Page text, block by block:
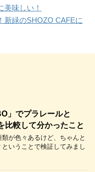
美味しい！
新緑のSHOZO CAFEに
」でプラレールと
比較して分かったこと
が色々あるけど、ちゃんと
いうことで検証してみまし